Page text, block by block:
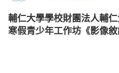
輔仁大學學校財團法人輔
寒假青少年工作坊《影像